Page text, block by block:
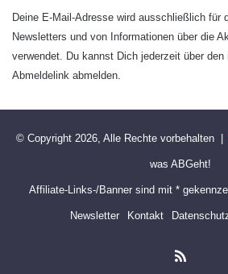
Deine E-Mail-Adresse wird ausschließlich für
Newsletters und von Informationen über die
verwendet. Du kannst Dich jederzeit über
Abmeldelink abmelden.
© Copyright 2026, Alle Rechte vorbehalten |
was ABGeht!
Affiliate-Links-/Banner sind mit *
Newsletter Kontakt